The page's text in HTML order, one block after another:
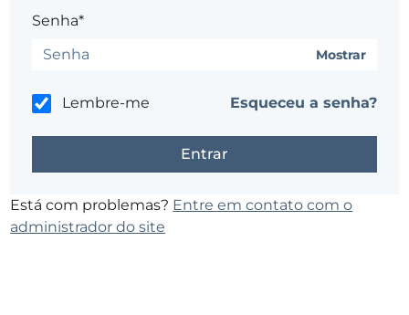
Senha*
Mostrar
Lembre-me Esqueceu a senha?
Está com problemas? Entre em contato com o
administrador do site